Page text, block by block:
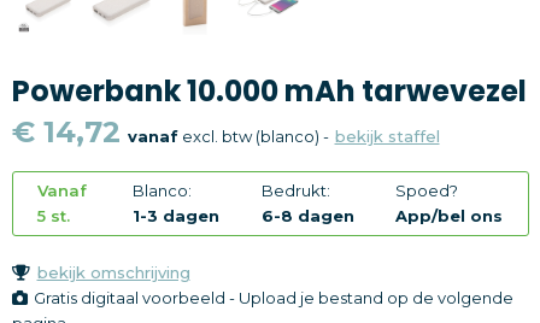
Gadgets
Textiel
Thema
Merken
Powerbank 10.000 mAh tarwevezel
€ 14,72 vanafexcl. btw (blanco) - bekijk staffel
Vanaf
5 st.
Blanco:
1-3 dagen
Bedrukt:
6-8 dagen
Spoed?
App/bel ons
bekijk omschrijving
Gratis digitaal voorbeeld - Upload je bestand op de volgende